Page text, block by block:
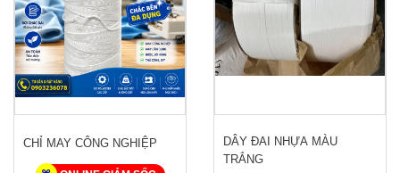
CHỈ MAY CÔNG NGHIỆP
DÂY ĐAI NHỰA MÀU
TRẮNG